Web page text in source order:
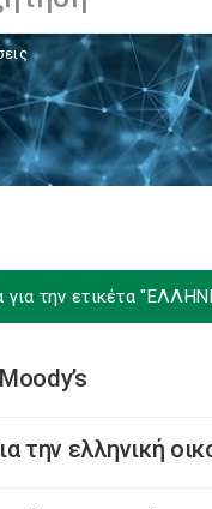
για την ετικέτα
την ελληνική